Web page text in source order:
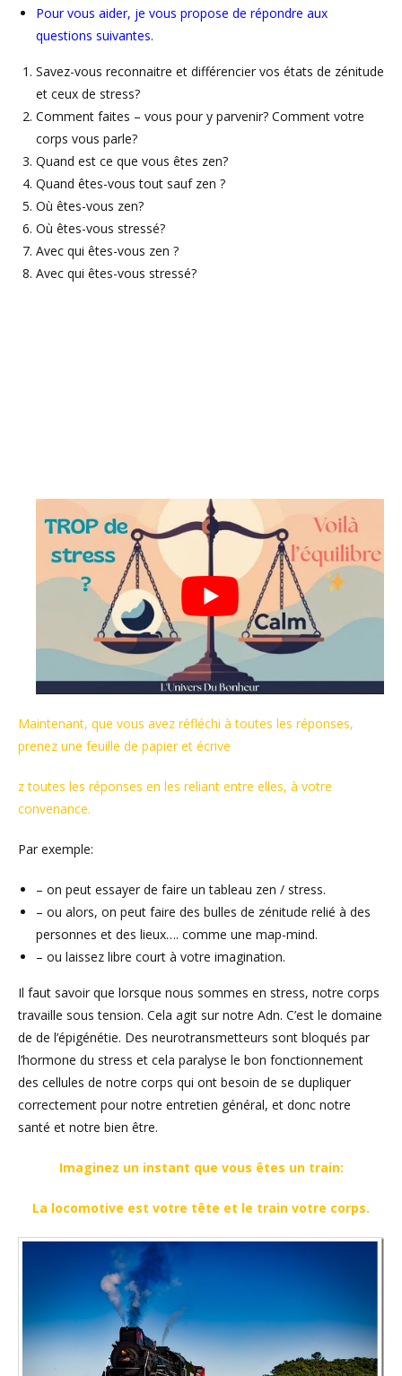
Pour vous aider, je vous propose de répondre aux
questions suivantes.
Savez-vous reconnaitre et différencier vos états de zénitude
et ceux de stress?
Comment faites – vous pour y parvenir? Comment votre
corps vous parle?
Quand est ce que vous êtes zen?
Quand êtes-vous tout sauf zen ?
Où êtes-vous zen?
Où êtes-vous stressé?
Avec qui êtes-vous zen ?
Avec qui êtes-vous stressé?
Maintenant, que vous avez réfléchi à toutes les réponses,
prenez une feuille de papier et écrive
z toutes les réponses en les reliant entre elles, à votre
convenance.
Par exemple:
– on peut essayer de faire un tableau zen / stress.
– ou alors, on peut faire des bulles de zénitude relié à des
personnes et des lieux…. comme une map-mind.
– ou laissez libre court à votre imagination.
Il faut savoir que lorsque nous sommes en stress, notre corps
travaille sous tension. Cela agit sur notre Adn. C’est le domaine
de de l’épigénétie. Des neurotransmetteurs sont bloqués par
l’hormone du stress et cela paralyse le bon fonctionnement
des cellules de notre corps qui ont besoin de se dupliquer
correctement pour notre entretien général, et donc notre
santé et notre bien être.
Imaginez un instant que vous êtes un train:
La locomotive est votre tête et le train votre corps.